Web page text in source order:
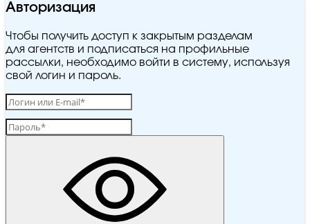
Авторизация
Чтобы получить доступ к закрытым разделам
для агентств и подписаться на профильные
рассылки, необходимо войти в систему, используя
свой логин и пароль.